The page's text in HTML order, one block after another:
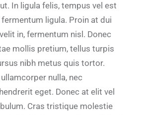
In ligula felis, tempus vel est
ligula. Proin at dui
in, fermentum nisl. Donec
mollis pretium, tellus turpis
nibh metus quis tortor.
nulla, nec
eget. Donec at elit vel
Cras tristique molestie